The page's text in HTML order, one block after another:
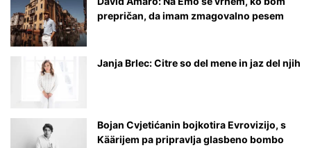
prepričan, da imam zmagovalno pesem
Janja Brlec: Citre so del mene in jaz del njih
Bojan Cvjetićanin bojkotira Evrovizijo, s
Käärijem pa pripravlja glasbeno bombo